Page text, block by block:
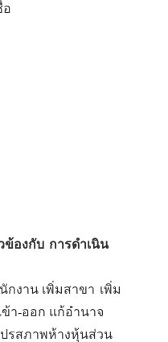
อ
ข้องกับ การดำเนิน
กงาน เพิ่มสาขา เพิ่ม
า-ออก แก้อำนาจ
รสภาพห้างหุ้นส่วน